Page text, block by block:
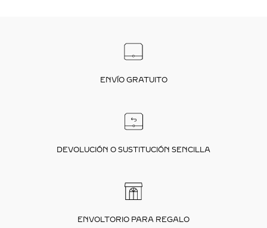
ENVÍO GRATUITO
DEVOLUCIÓN O SUSTITUCIÓN SENCILLA
ENVOLTORIO PARA REGALO